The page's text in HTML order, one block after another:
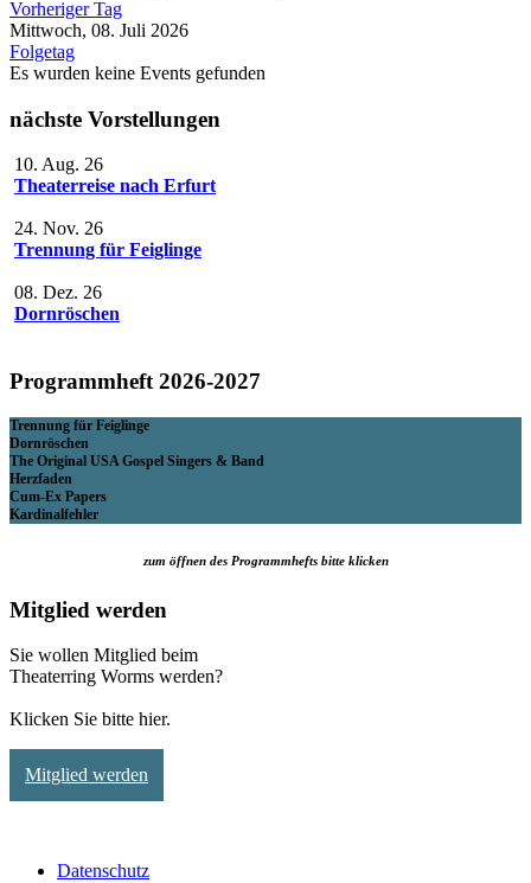
Vorheriger Tag
Mittwoch, 08. Juli 2026
Folgetag
Es wurden keine Events gefunden
nächste Vorstellungen
10. Aug. 26
Theaterreise nach Erfurt
24. Nov. 26
Trennung für Feiglinge
08. Dez. 26
Dornröschen
Programmheft 2026-2027
Trennung für Feiglinge
Dornröschen
The Original USA Gospel Singers & Band
Herzfaden
Cum-Ex Papers
Kardinalfehler
zum öffnen des Programmhefts bitte klicken
Mitglied werden
Sie wollen Mitglied beim
Theaterring Worms werden?
Klicken Sie bitte hier.
Mitglied werden
Datenschutz